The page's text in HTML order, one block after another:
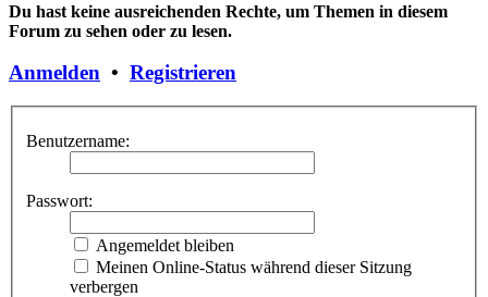
Du hast keine ausreichenden Rechte, um Themen in diesem
Forum zu sehen oder zu lesen.
Anmelden • Registrieren
Benutzername:
Passwort:
Angemeldet bleiben
Meinen Online-Status während dieser Sitzung
verbergen